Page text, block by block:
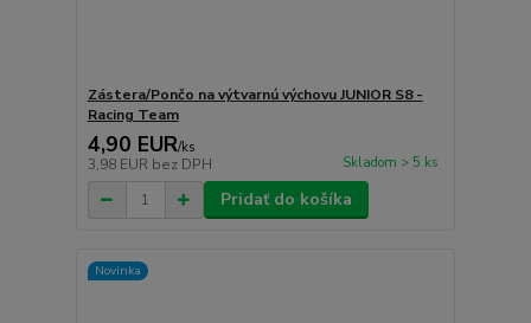
Zástera/Pončo na výtvarnú výchovu JUNIOR S8 -
Racing Team
4,90 EUR/ks
3,98 EUR bez DPH Skladom > 5 ks
Pridať do košíka
Novinka